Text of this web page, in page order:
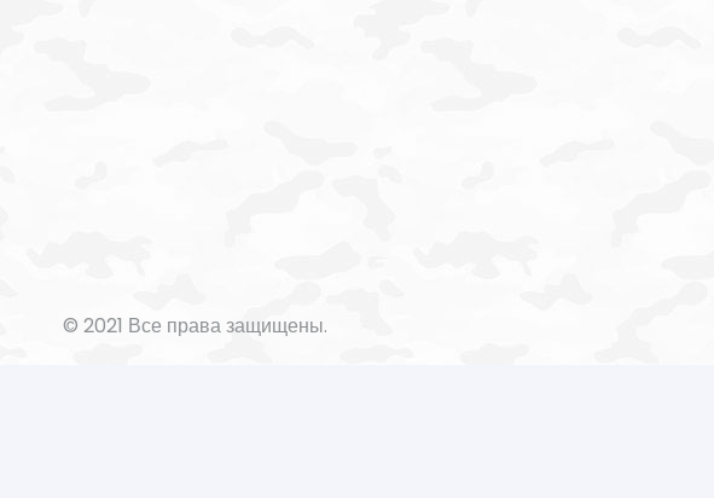
© 2021 Все права защищены.